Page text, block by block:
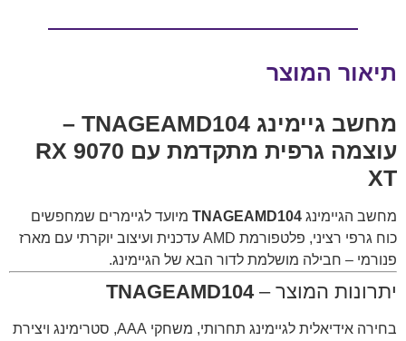
תיאור המוצר
מחשב גיימינג TNAGEAMD104
–
עוצמה גרפית מתקדמת עם RX 9070
XT
מחשב הגיימינג TNAGEAMD104 מיועד לגיימרים שמחפשים
כוח גרפי רציני, פלטפורמת AMD עדכנית ועיצוב יוקרתי עם מארז
פנורמי – חבילה מושלמת לדור הבא של הגיימינג.
יתרונות המוצר –TNAGEAMD104
בחירה אידיאלית לגיימינג תחרותי, משחקי AAA, סטרימינג ויצירת